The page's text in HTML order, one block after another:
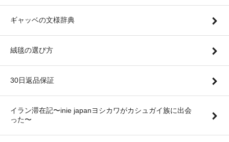
ギャッベの文様辞典
絨毯の選び方
30日返品保証
イラン滞在記〜inie japanヨシカワがカシュガイ族に出会
った〜